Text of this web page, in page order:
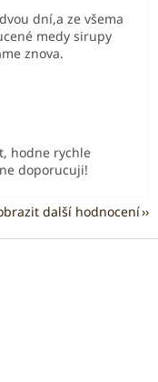
dní,a ze všema
medy sirupy
znova.
5 hvězdiček.
hodne rychle
doporucuji!
další hodnocení